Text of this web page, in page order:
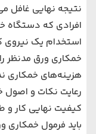
نتیجه نهایی غافل
افرادی که دستگاه
استخدام یک نیروی
خمکاری ورق مدنظر
هزینه‌های خمکاری
رعایت نکات و
کیفیت نهایی کار و
باید فرمول خمکاری